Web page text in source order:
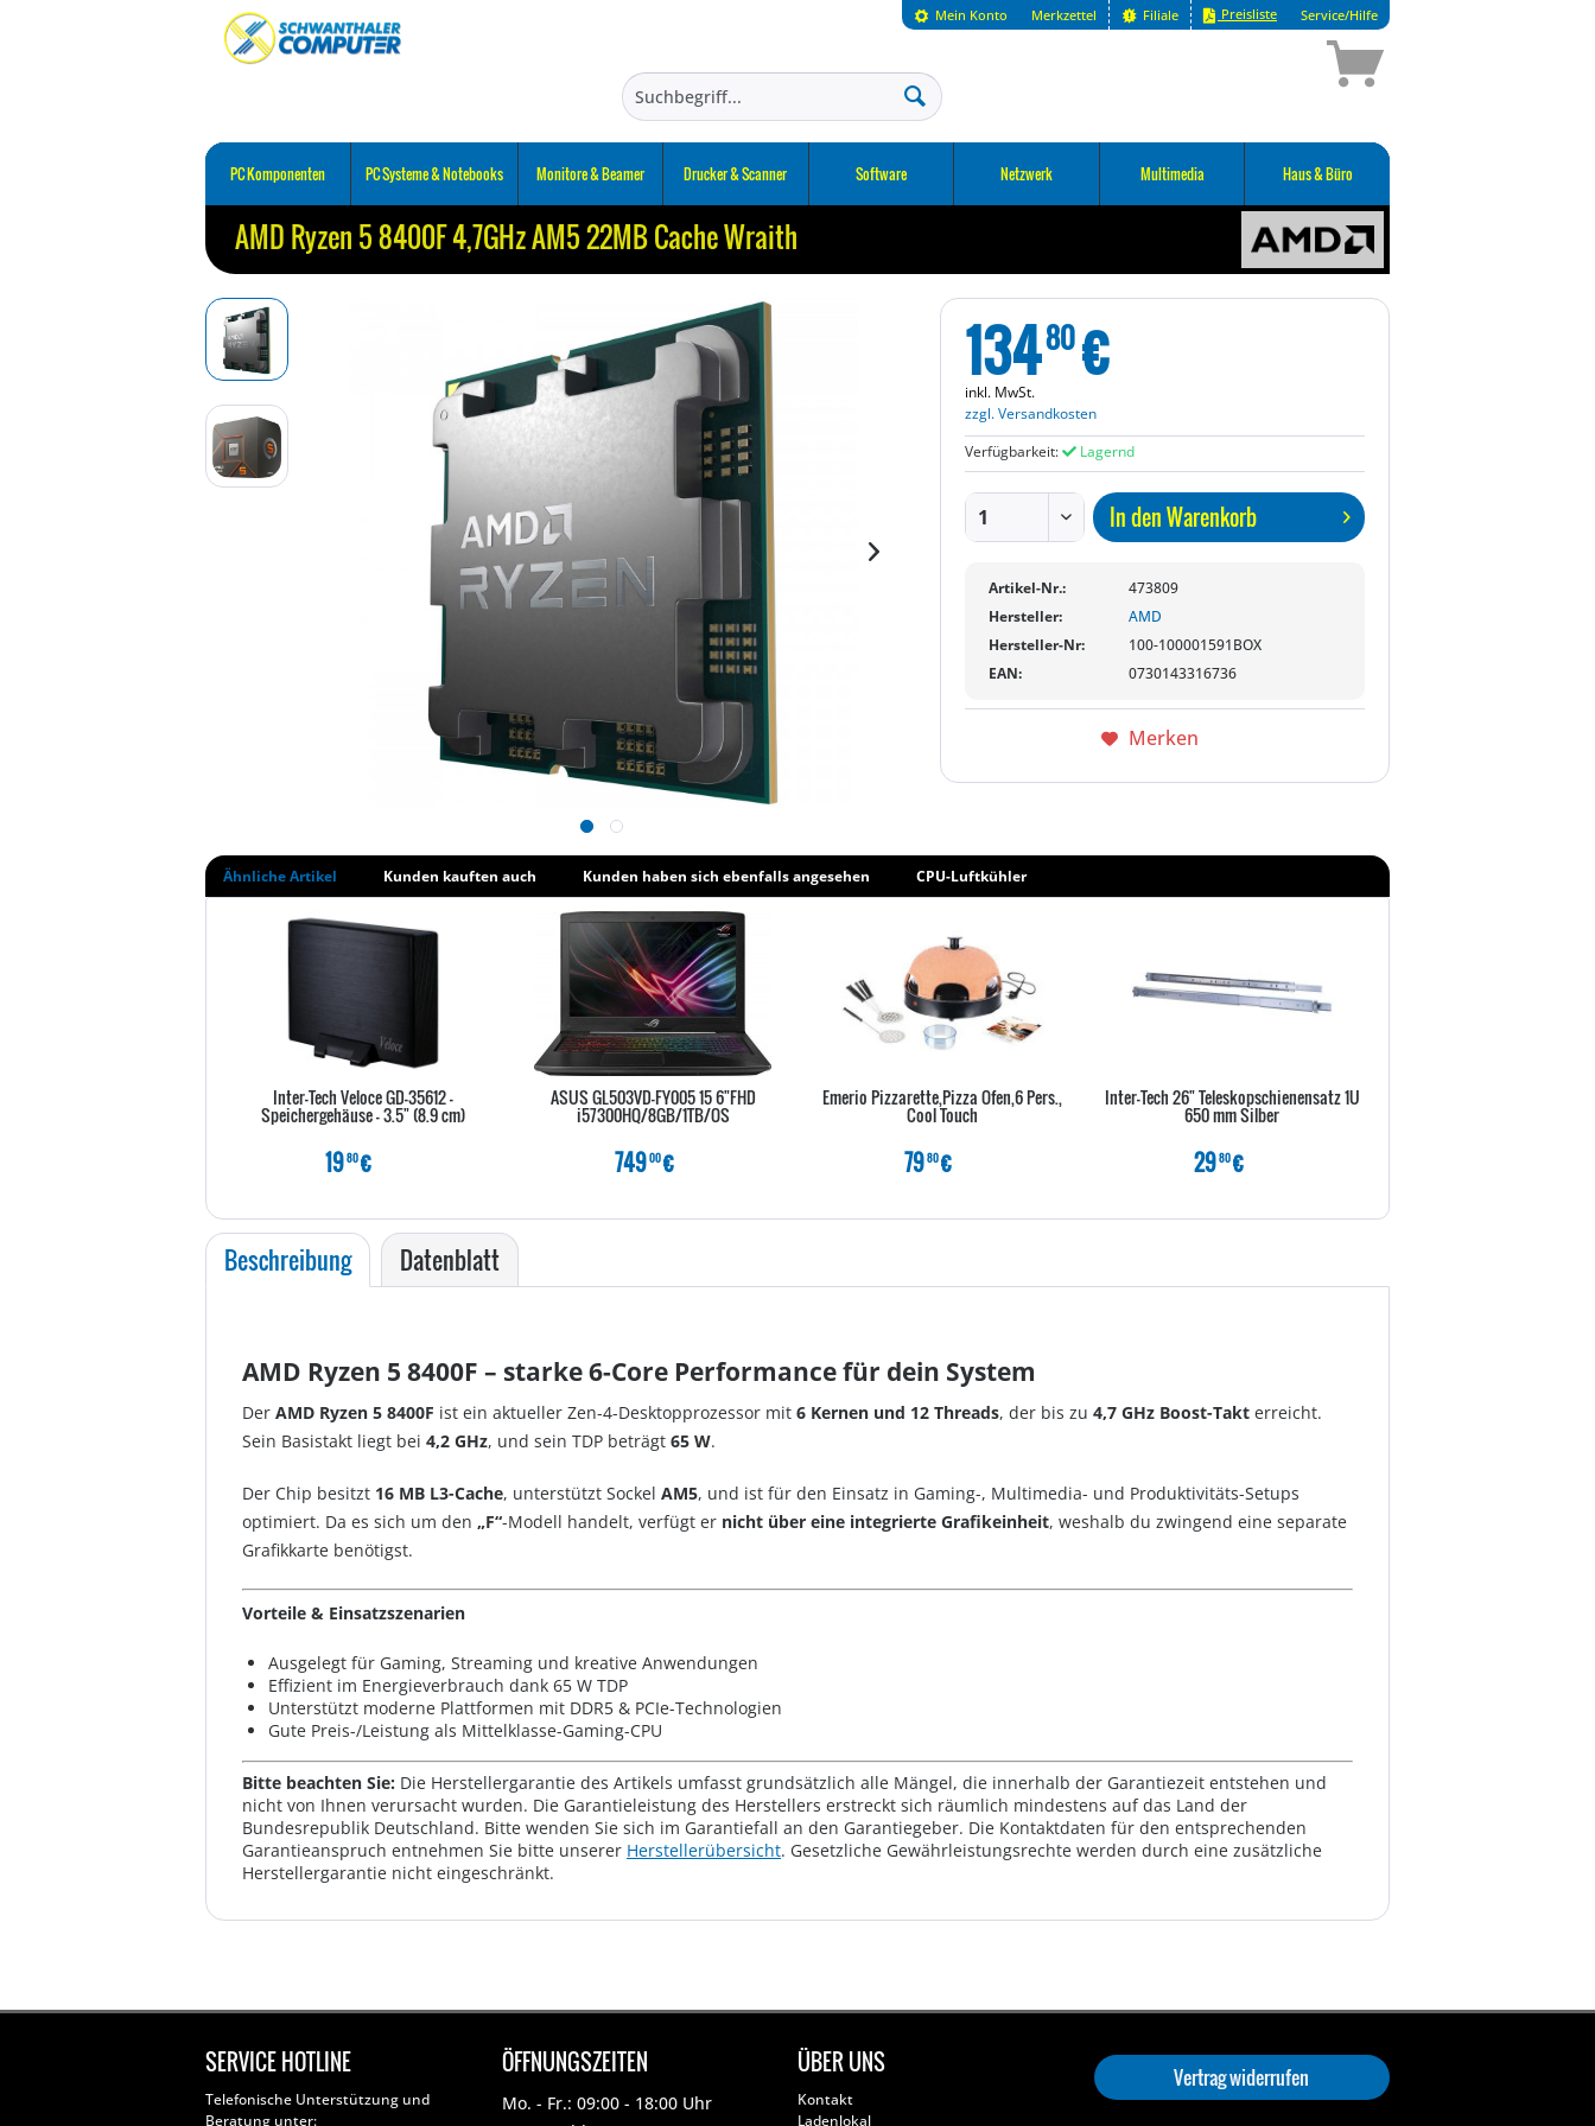
Mein Konto Merkzettel Filiale Preisliste Service/Hilfe
PC Komponenten PC Systeme & Notebooks Monitore & Beamer Drucker & Scanner Software Netzwerk Multimedia Haus & Büro
AMD Ryzen 5 8400F 4,7GHz AM5 22MB Cache Wraith
13480€
inkl. MwSt.
zzgl. Versandkosten
Verfügbarkeit:
Lagernd
In denWarenkorb
Artikel-Nr.:
473809
Hersteller:
AMD
Hersteller-Nr:
100-100001591BOX
EAN:
0730143316736
Merken
Ähnliche Artikel Kunden kauften auch Kunden haben sich ebenfalls angesehen CPU-Luftkühler
Inter-Tech Veloce GD-35612 -
Speichergehäuse - 3.5" (8.9 cm)
1980€
ASUS GL503VD-FY005 15 6"FHD
i57300HQ/8GB/1TB/OS
74900€
Emerio Pizzarette,Pizza Ofen,6 Pers.,
Cool Touch
7980€
Inter-Tech 26" Teleskopschienensatz 1U
650 mm Silber
2980€
Beschreibung Datenblatt
AMD Ryzen 5 8400F – starke 6-Core Performance für dein System
Der AMD Ryzen 5 8400F ist ein aktueller Zen-4-Desktopprozessor mit 6 Kernen und 12 Threads, der bis zu 4,7 GHz Boost-Takt erreicht.
Sein Basis­takt liegt bei 4,2 GHz, und sein TDP beträgt 65 W.
Der Chip besitzt 16 MB L3-Cache, unterstützt Sockel AM5, und ist für den Einsatz in Gaming-, Multimedia- und Produktivitäts-Setups
optimiert. Da es sich um den „F“-Modell handelt, verfügt er nicht über eine integrierte Grafikeinheit, weshalb du zwingend eine separate
Grafikkarte benötigst.
Vorteile & Einsatzszenarien
Ausgelegt für Gaming, Streaming und kreative Anwendungen
Effizient im Energieverbrauch dank 65 W TDP
Unterstützt moderne Plattformen mit DDR5 & PCIe-Technologien
Gute Preis-/Leistung als Mittelklasse-Gaming-CPU
Bitte beachten Sie: Die Herstellergarantie des Artikels umfasst grundsätzlich alle Mängel, die innerhalb der Garantiezeit entstehen und
nicht von Ihnen verursacht wurden. Die Garantieleistung des Herstellers erstreckt sich räumlich mindestens auf das Land der
Bundesrepublik Deutschland. Bitte wenden Sie sich im Garantiefall an den Garantiegeber. Die Kontaktdaten für den entsprechenden
Garantieanspruch entnehmen Sie bitte unserer Herstellerübersicht. Gesetzliche Gewährleistungsrechte werden durch eine zusätzliche
Herstellergarantie nicht eingeschränkt.
SERVICE HOTLINE
Telefonische Unterstützung und
Beratung unter:
ÖFFNUNGSZEITEN
Mo. - Fr.: 09:00 - 18:00 Uhr
ÜBER UNS
Kontakt
Ladenlokal
Vertrag widerrufen